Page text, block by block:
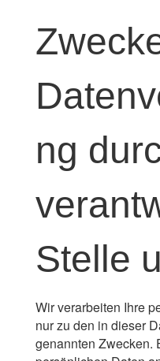
ng
Stelle
Wir verarbeiten Ihre
nur zu den in dieser
genannten Zwecken.